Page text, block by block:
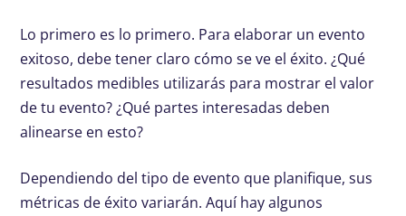
Lo primero es lo primero. Para elaborar un evento
exitoso, debe tener claro cómo se ve el éxito. ¿Qué
resultados medibles utilizarás para mostrar el valor
de tu evento? ¿Qué partes interesadas deben
alinearse en esto?
Dependiendo del tipo de evento que planifique, sus
métricas de éxito variarán. Aquí hay algunos